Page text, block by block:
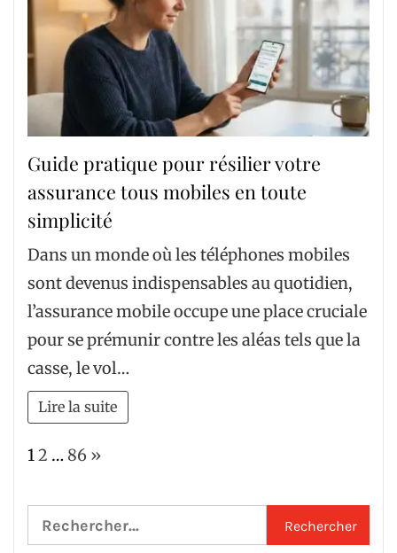
Guide pratique pour résilier votre
assurance tous mobiles en toute
simplicité
Dans un monde où les téléphones mobiles
sont devenus indispensables au quotidien,
l’assurance mobile occupe une place cruciale
pour se prémunir contre les aléas tels que la
casse, le vol…
Lire la suite
Page:
12 … 86 Next
»
Rechercher :